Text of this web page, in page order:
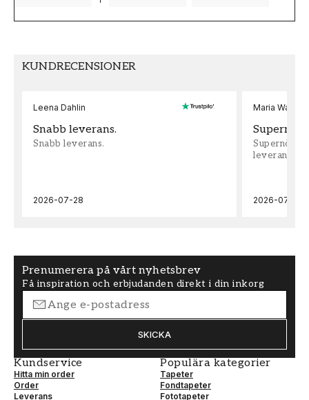
KUNDRECENSIONER
Leena Dahlin
Snabb leverans.
Snabb leverans.
2026-07-28
Maria
leveran,
2026-07-22
Prenumerera på vårt nyhetsbrev
Få inspiration och erbjudanden direkt i din inkorg
SKICKA
Kundservice
Hitta min order
Order
Leverans
Populära kategorier
Tapeter
Fondtapeter
Fototapeter